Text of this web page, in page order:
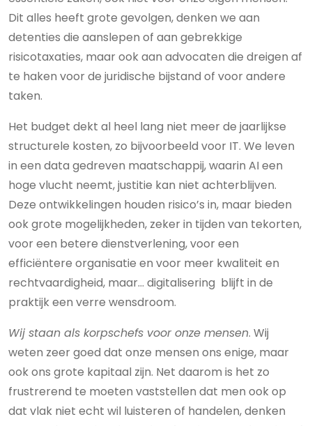
Dit alles heeft grote gevolgen, denken we aan
detenties die aanslepen of aan gebrekkige
risicotaxaties, maar ook aan advocaten die dreigen af
te haken voor de juridische bijstand of voor andere
taken.
Het budget dekt al heel lang niet meer de jaarlijkse
structurele kosten, zo bijvoorbeeld voor IT. We leven
in een data gedreven maatschappij, waarin AI een
hoge vlucht neemt, justitie kan niet achterblijven.
Deze ontwikkelingen houden risico’s in, maar bieden
ook grote mogelijkheden, zeker in tijden van tekorten,
voor een betere dienstverlening, voor een
efficiëntere organisatie en voor meer kwaliteit en
rechtvaardigheid, maar… digitalisering blijft in de
praktijk een verre wensdroom.
Wij staan als korpschefs voor onze mensen. Wij
weten zeer goed dat onze mensen ons enige, maar
ook ons grote kapitaal zijn. Net daarom is het zo
frustrerend te moeten vaststellen dat men ook op
dat vlak niet echt wil luisteren of handelen, denken